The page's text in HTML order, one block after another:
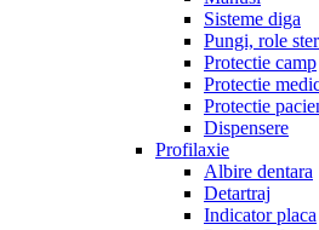
Sisteme diga
Pungi, role
Protectie camp
Protectie
Protectie
Dispensere
Profilaxie
Albire dentara
Detartraj
Indicator placa